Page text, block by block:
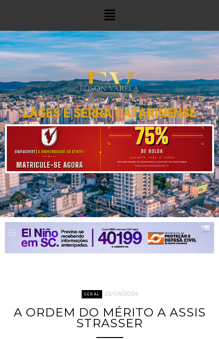
LAGES E SERRA CATARINENSE
GERAL 22/06/2024
A ORDEM DO MÉRITO A ASSIS
STRASSER